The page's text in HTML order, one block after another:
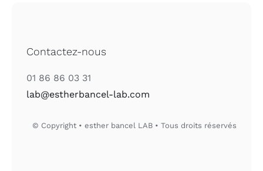
Contactez-nous
01 86 86 03 31
lab@estherbancel-lab.com
© Copyright • esther bancel LAB • Tous droits réservés